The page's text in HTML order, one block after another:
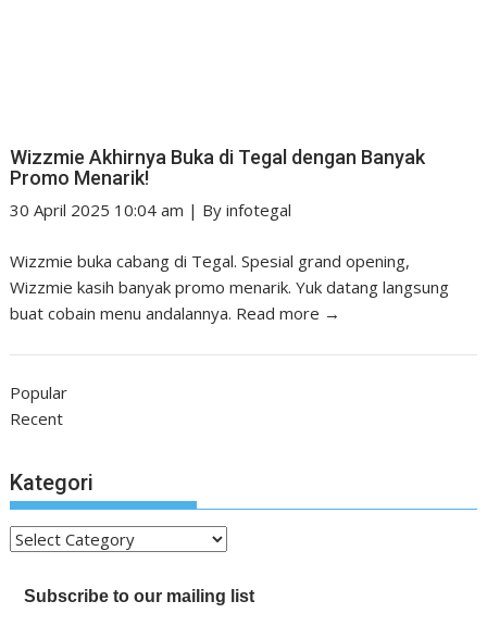
Wizzmie Akhirnya Buka di Tegal dengan Banyak
Promo Menarik!
30 April 2025 10:04 am | Byinfotegal
Wizzmie buka cabang di Tegal. Spesial grand opening,
Wizzmie kasih banyak promo menarik. Yuk datang langsung
buat cobain menu andalannya. Read more →
Popular
Recent
Kategori
Kategori
Subscribe to our mailing list